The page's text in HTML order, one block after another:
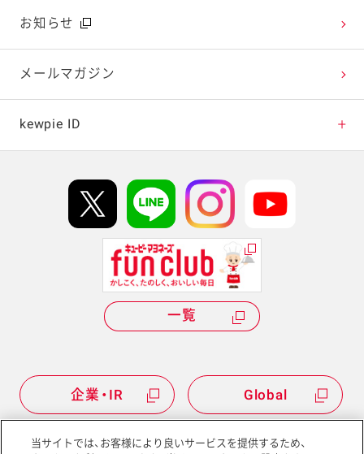
企業・IR Global
広告ギャラリー
テレビ・ラジオ
キャンペーン・イベント
お知らせ
メールマガジン
kewpie ID
Hi! kewpieについて
Qummyについて
一覧
当サイトでは、お客様により良いサービスを提供するため、